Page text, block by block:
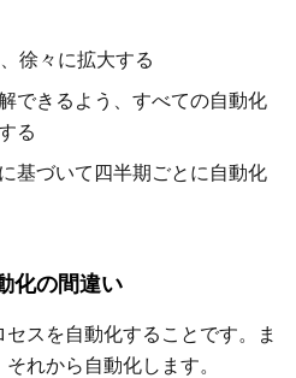
徐々に拡大する
できるよう、すべての自動化
る
基づいて四半期ごとに自動化
化の間違い
スを自動化することです。ま
れから自動化します。